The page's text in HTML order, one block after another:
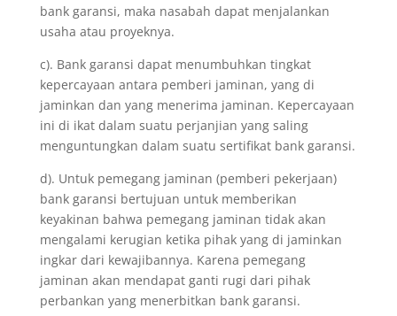
bank garansi, maka nasabah dapat menjalankan
usaha atau proyeknya.
c). Bank garansi dapat menumbuhkan tingkat
kepercayaan antara pemberi jaminan, yang di
jaminkan dan yang menerima jaminan. Kepercayaan
ini di ikat dalam suatu perjanjian yang saling
menguntungkan dalam suatu sertifikat bank garansi.
d). Untuk pemegang jaminan (pemberi pekerjaan)
bank garansi bertujuan untuk memberikan
keyakinan bahwa pemegang jaminan tidak akan
mengalami kerugian ketika pihak yang di jaminkan
ingkar dari kewajibannya. Karena pemegang
jaminan akan mendapat ganti rugi dari pihak
perbankan yang menerbitkan bank garansi.